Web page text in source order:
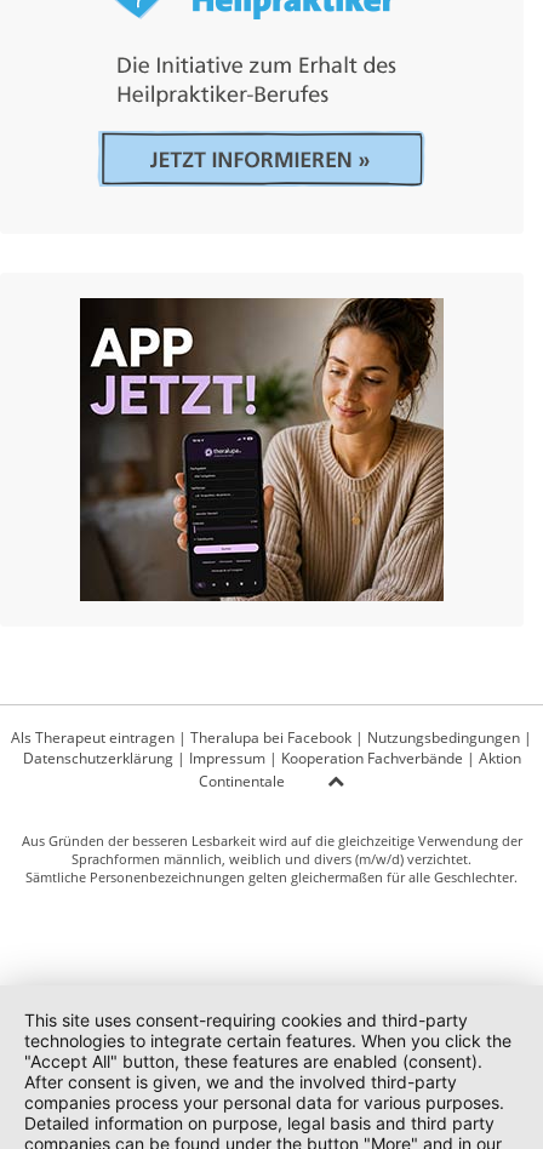
Als Therapeut eintragen | Theralupa bei Facebook | Nutzungsbedingungen |
Datenschutzerklärung| Impressum| Kooperation Fachverbände | Aktion
Continentale
Aus Gründen der besseren Lesbarkeit wird auf die gleichzeitige Verwendung der
Sprachformen männlich, weiblich und divers (m/w/d) verzichtet.
Sämtliche Personenbezeichnungen gelten gleichermaßen für alle Geschlechter.
This site uses consent-requiring cookies and third-party
technologies to integrate certain features. When you click the
"Accept All" button, these features are enabled (consent).
After consent is given, we and the involved third-party
companies process your personal data for various purposes.
Detailed information on purpose, legal basis and third party
companies can be found under the button "More" and in our